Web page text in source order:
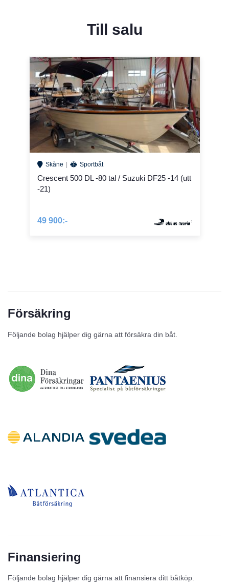
Till salu
Skåne Sportbåt
Crescent 500 DL -80 tal / Suzuki DF25 -14 (utt
-21)
49 900:-
Försäkring
Följande bolag hjälper dig gärna att försäkra din båt.
Finansiering
Följande bolag hjälper dig gärna att finansiera ditt båtköp.